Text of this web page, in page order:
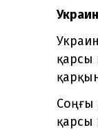
қарсы
Соңғы
қарсы